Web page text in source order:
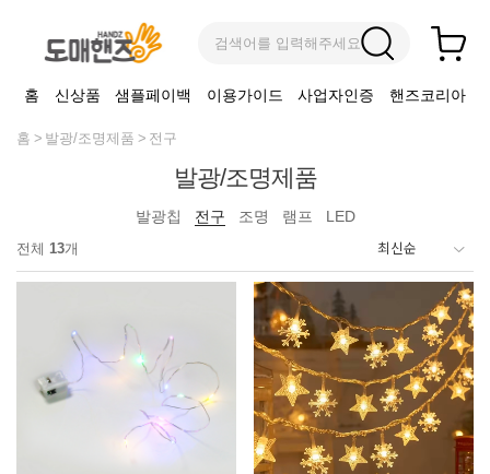
검색어를 입력해주세요
홈 신상품 샘플페이백 이용가이드 사업자인증 핸즈코리아
홈 발광/조명제품 전구
발광/조명제품
발광칩 전구 조명 램프 LED
전체 13개